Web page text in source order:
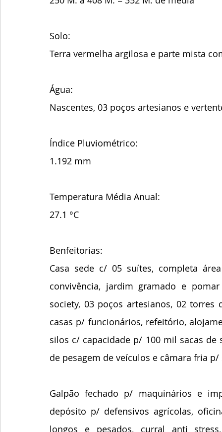
Solo:
Terra vermelha argilosa e parte mista
Água:
Nascentes, 03 poços artesianos e
Índice Pluviométrico:
1.192 mm
Temperatura Média Anual:
27.1 °C
Benfeitorias:
Casa sede c/ 05 suítes, completa
convivência, jardim gramado e
society, 03 poços artesianos, 02
casas p/ funcionários, refeitório,
silos c/ capacidade p/ 100 mil sacas
de pesagem de veículos e câmara fria p/
Galpão fechado p/ maquinários e
depósito p/ defensivos agrícolas,
longos e pesados, curral anti